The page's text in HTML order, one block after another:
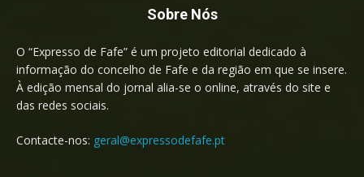
Sobre Nós
O “Expresso de Fafe” é um projeto editorial dedicado à
informação do concelho de Fafe e da região em que se insere.
À edição mensal do jornal alia-se o online, através do site e
das redes sociais.
Contacte-nos: geral@expressodefafe.pt